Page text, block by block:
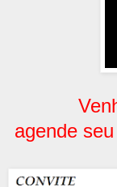
agende